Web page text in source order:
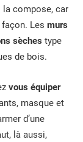
compose, car
façon. Les murs
sèches type
de bois.
vous équiper
masque et
d’une
là aussi,